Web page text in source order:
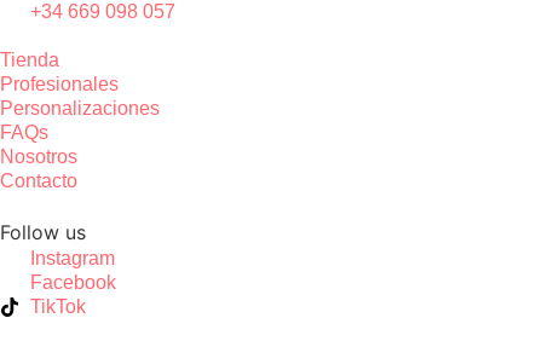
+34 669 098 057
Tienda
Profesionales
Personalizaciones
FAQs
Nosotros
Contacto
Follow us
Instagram
Facebook
TikTok